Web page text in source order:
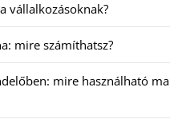
vállalkozásoknak?
mire számíthatsz?
mire használható ma